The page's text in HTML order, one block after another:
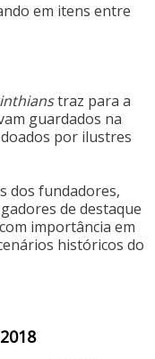
em itens entre
traz para a
guardados na
por ilustres
dos fundadores,
de destaque
importância em
históricos do